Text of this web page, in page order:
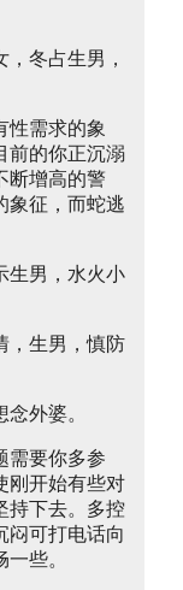
冬占生男，
性需求的象
前的你正沉溺
断增高的警
象征，而蛇逃
生男，水火小
，生男，慎防
外婆。
需要你多参
刚开始有些对
持下去。多控
闷可打电话向
些。